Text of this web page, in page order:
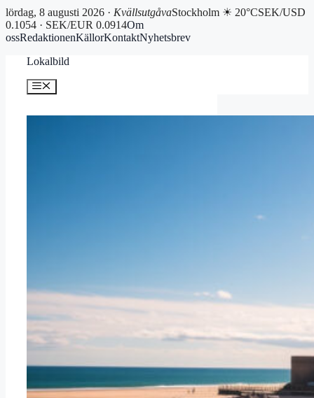
lördag, 8 augusti 2026 · KvällsutgåvaStockholm ☀ 20°CSEK/USD
0.1054 · SEK/EUR 0.0914Om
ossRedaktionenKällorKontaktNyhetsbrev
Lokalbild
Meny